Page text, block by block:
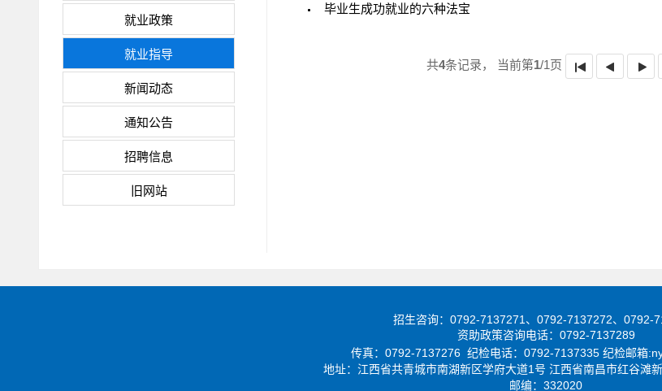
就业政策
就业指导
新闻动态
通知公告
招聘信息
旧网站
毕业生成功就业的六种法宝
共4条记录， 当前第1/1页
招生咨询：0792-7137271、0792-7137272、0792-
资助政策咨询电话：0792-7137289
传真：0792-7137276 纪检电话：0792-7137335 纪检邮箱
地址： 江西省共青城市南湖新区学府大道1号 江西省南昌市红谷滩
邮编：332020